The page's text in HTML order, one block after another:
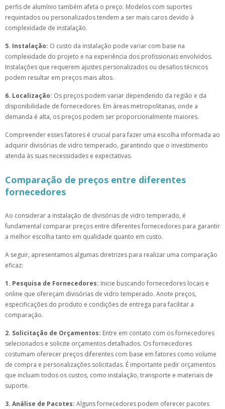
perfis de alumínio também afeta o preço. Modelos com suportes
requintados ou personalizados tendem a ser mais caros devido à
complexidade de instalação.
5. Instalação: O custo da instalação pode variar com base na
complexidade do projeto e na experiência dos profissionais envolvidos.
Instalações que requerem ajustes personalizados ou desafios técnicos
podem resultar em preços mais altos.
6. Localização: Os preços podem variar dependendo da região e da
disponibilidade de fornecedores. Em áreas metropolitanas, onde a
demanda é alta, os preços podem ser proporcionalmente maiores.
Compreender esses fatores é crucial para fazer uma escolha informada ao
adquirir divisórias de vidro temperado, garantindo que o investimento
atenda às suas necessidades e expectativas.
Comparação de preços entre diferentes
fornecedores
Ao considerar a instalação de divisórias de vidro temperado, é
fundamental comparar preços entre diferentes fornecedores para garantir
a melhor escolha tanto em qualidade quanto em custo.
A seguir, apresentamos algumas diretrizes para realizar uma comparação
eficaz:
1. Pesquisa de Fornecedores: Inicie buscando fornecedores locais e
online que ofereçam divisórias de vidro temperado. Anote preços,
especificações do produto e condições de entrega para facilitar a
comparação.
2. Solicitação de Orçamentos: Entre em contato com os fornecedores
selecionados e solicite orçamentos detalhados. Os fornecedores
costumam oferecer preços diferentes com base em fatores como volume
de compra e personalizações solicitadas. É importante pedir orçamentos
que incluam todos os custos, como instalação, transporte e materiais de
suporte.
3. Análise de Pacotes: Alguns fornecedores podem oferecer pacotes